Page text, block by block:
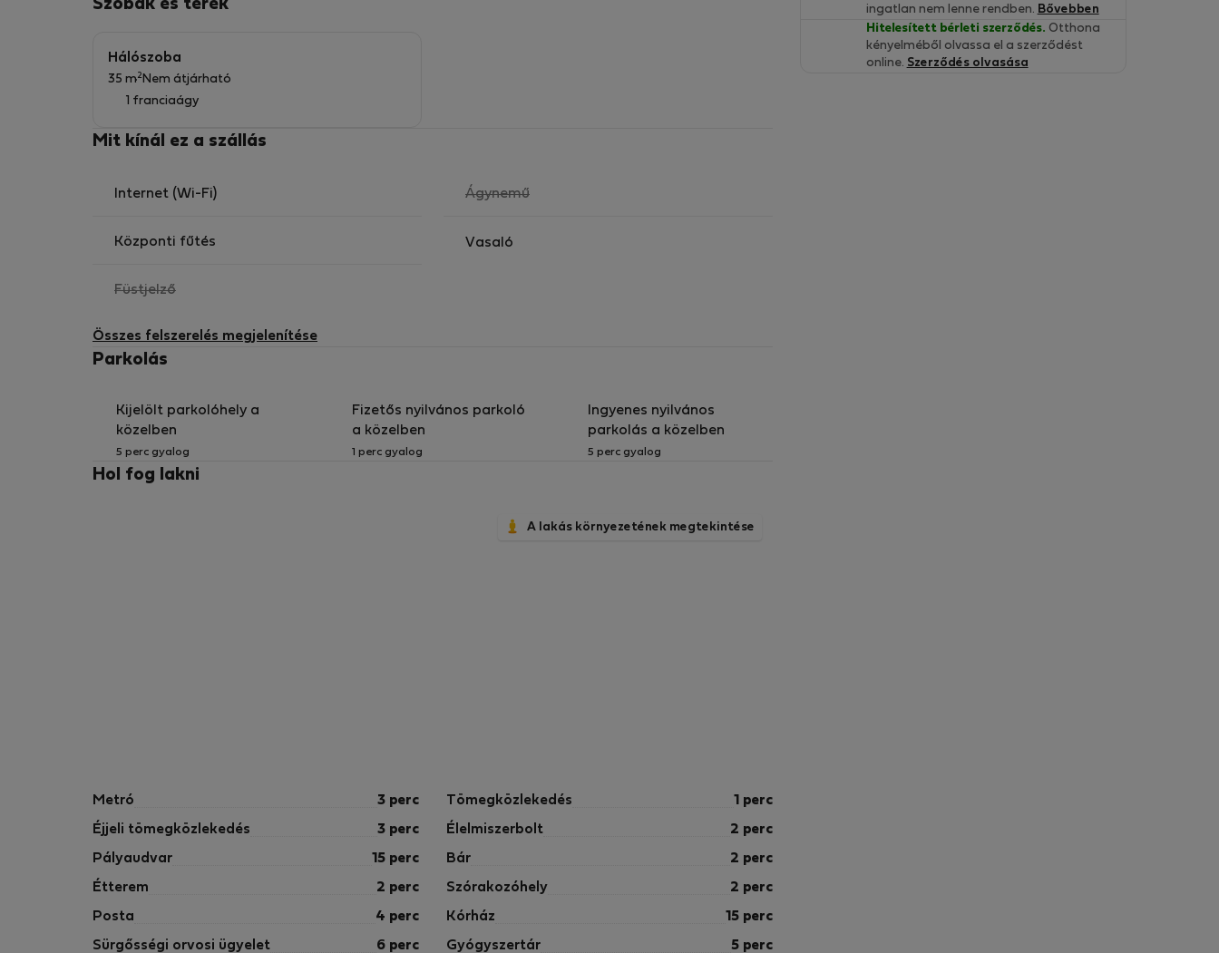
Szobák és terek
Hálószoba
35 m2 Nem átjárható
1 franciaágy
Mit kínál ez a szállás
Internet (Wi-Fi) Ágynemű,
Központi fűtés Vasaló
Füstjelző,
elérhető
Összes felszerelés megjelenítése
Parkolás
Kijelölt parkolóhely a
közelben
5 perc gyalog
Fizetős nyilvános parkoló
a közelben
1 perc gyalog
Ingyenes nyilvános
parkolás a közelben
5 perc gyalog
Hol fog lakni
A lakás környezetének megtekintése
Metró 3 perc Tömegközlekedés 1 perc
Éjjeli tömegközlekedés 3 perc Élelmiszerbolt 2 perc
Pályaudvar 15 perc Bár 2 perc
Étterem 2 perc Szórakozóhely 2 perc
Posta 4 perc Kórház 15 perc
Sürgősségi orvosi ügyelet 6 perc Gyógyszertár 5 perc
ingatlan nem lenne rendben. Bővebben
Hitelesített bérleti szerződés. Otthona
kényelméből olvassa el a szerződést
online. Szerződés olvasása